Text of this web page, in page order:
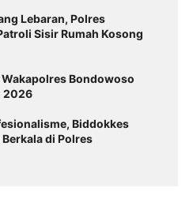
Lebaran, Polres
Sisir Rumah Kosong
Bondowoso
2026
Biddokkes
di Polres